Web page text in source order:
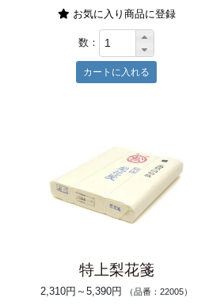
お気に入り商品に登録
数：
特上梨花箋
2,310円～5,390円 （品番：22005）